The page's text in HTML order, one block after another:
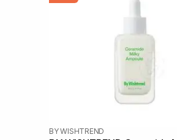
BY WISHTREND